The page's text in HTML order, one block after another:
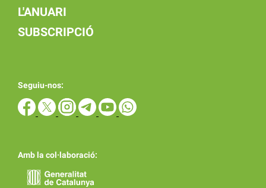
L'ANUARI
SUBSCRIPCIÓ
Seguiu-nos:
Amb la col·laboració: